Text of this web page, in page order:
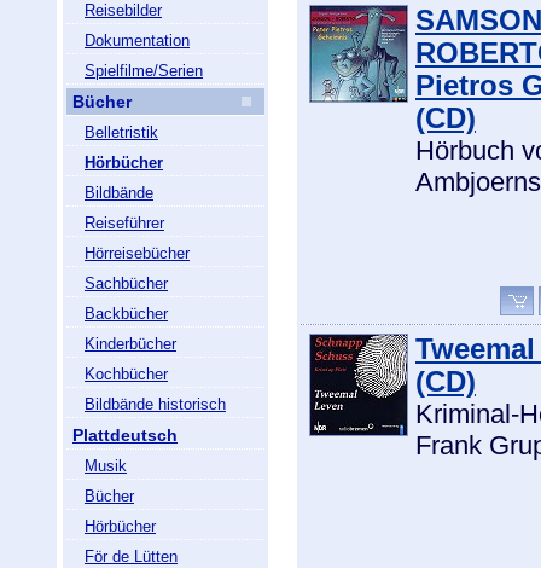
Reisebilder
Dokumentation
Spielfilme/Serien
Bücher
Belletristik
Hörbücher
Bildbände
Reiseführer
Hörreisebücher
Sachbücher
Backbücher
Kinderbücher
Kochbücher
Bildbände historisch
Plattdeutsch
Musik
Bücher
Hörbücher
För de Lütten
Pietros
(CD)
Hörbuch
(CD)
Kriminal-
Frank